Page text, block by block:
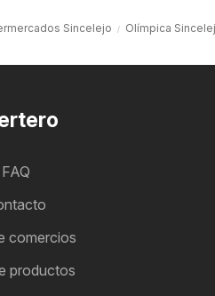
Sincelejo Olímpica
FAQ
comercios
productos